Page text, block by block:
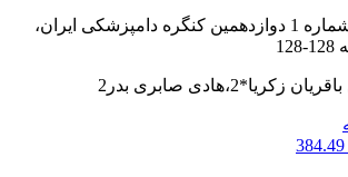
دوره 10، ویژه نامه شماره 1 دوازدهمین کنگره دامپزشکی ایران،
128-128